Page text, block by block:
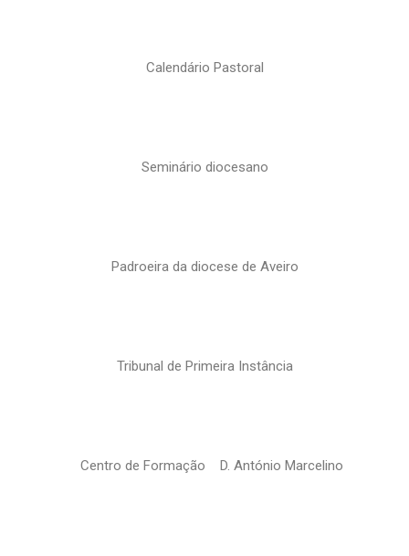
Calendário Pastoral
Seminário diocesano
Padroeira da diocese de Aveiro
Tribunal de Primeira Instância
Centro de Formação D. António Marcelino